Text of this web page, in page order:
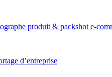
produit & packshot e-
d’entreprise